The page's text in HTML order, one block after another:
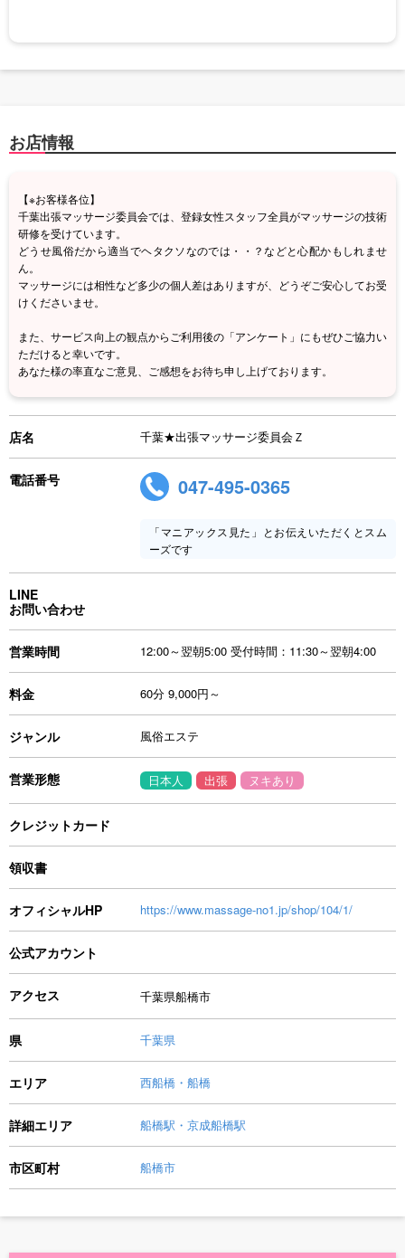
お店情報
【※お客様各位】
千葉出張マッサージ委員会では、登録女性スタッフ全員がマッサージの技術
研修を受けています。
どうせ風俗だから適当でヘタクソなのでは・・？などと心配かもしれませ
ん。
マッサージには相性など多少の個人差はありますが、どうぞご安心してお受
けくださいませ。
また、サービス向上の観点からご利用後の「アンケート」にもぜひご協力い
ただけると幸いです。
あなた様の率直なご意見、ご感想をお待ち申し上げております。
店名 千葉★出張マッサージ委員会Ｚ
電話番号 047-495-0365
「マニアックス見た」とお伝えいただくとスム
ーズです
LINE
お問い合わせ
営業時間 12:00～翌朝5:00 受付時間：11:30～翌朝4:00
料金 60分 9,000円～
ジャンル 風俗エステ
営業形態 日本人 出張 ヌキあり
クレジットカード
領収書
オフィシャルHP https://www.massage-no1.jp/shop/104/1/
公式アカウント
アクセス 千葉県船橋市
県 千葉県
エリア 西船橋・船橋
詳細エリア 船橋駅・京成船橋駅
市区町村 船橋市